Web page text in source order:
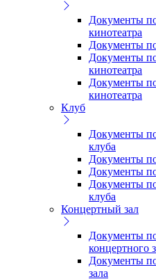
Документы
кинотеатра
Документы
Документы
кинотеатра
Документы
кинотеатра
Клуб
Документы
клуба
Документы
Документы
Документы
клуба
Концертный зал
Документы
концертного
Документы
зала